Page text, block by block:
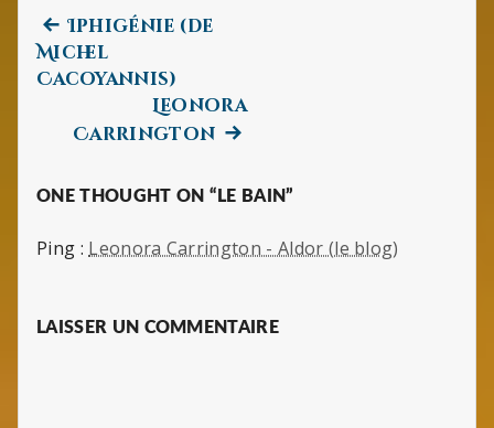
Navigation
de
l’article
Previous
post:
Iphigénie (de
Michel
Cacoyannis)
Leonora
CarringtonNext
ONE THOUGHT ON “LE BAIN”
Ping : Leonora Carrington - Aldor (le blog)
LAISSER UN COMMENTAIRE